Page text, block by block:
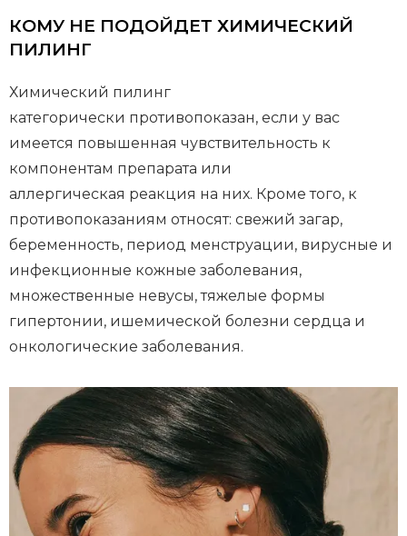
КОМУ НЕ ПОДОЙДЕТ ХИМИЧЕСКИЙ
ПИЛИНГ
Химический пилинг
категорически противопоказан, если у вас
имеется повышенная чувствительность к
компонентам препарата или
аллергическая реакция на них. Кроме того, к
противопоказаниям относят: свежий загар,
беременность, период менструации, вирусные и
инфекционные кожные заболевания,
множественные невусы, тяжелые формы
гипертонии, ишемической болезни сердца и
онкологические заболевания.